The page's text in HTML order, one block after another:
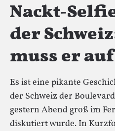
Nackt-
der
muss er
Es ist eine pikante
der Schweiz der
gestern Abend groß im
diskutiert wurde. In